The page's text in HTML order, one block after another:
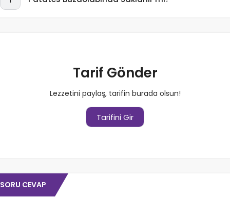
Tarif Gönder
Lezzetini paylaş, tarifin burada olsun!
Tarifini Gir
SORU CEVAP